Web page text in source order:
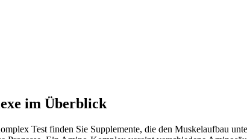
im Überblick
Test finden Sie Supplemente, die den Muskelaufbau